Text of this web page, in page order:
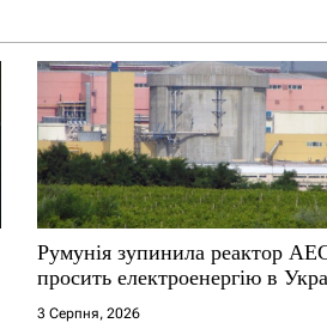
Румунія зупинила реактор
просить електроенергію в
3 Серпня, 2026